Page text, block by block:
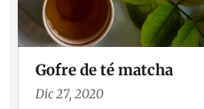
Gofre de té matcha
Dic 27, 2020